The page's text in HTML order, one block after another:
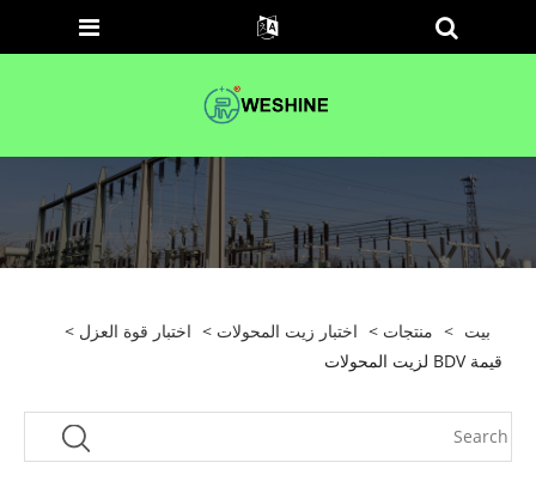
بيت > منتجات > اختبار زيت المحولات > اختبار قوة العزل >
قيمة BDV لزيت المحولات